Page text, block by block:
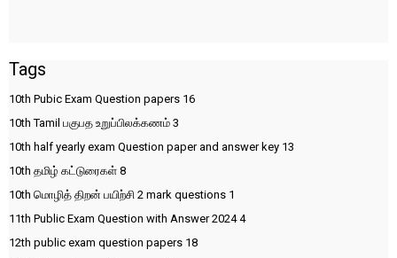
Tags
10th Pubic Exam Question papers 16
10th Tamil பகுபத உறுப்பிலக்கணம் 3
10th half yearly exam Question paper and answer key 13
10th தமிழ் கட்டுரைகள் 8
10th மொழித் திறன் பயிற்சி 2 mark questions 1
11th Public Exam Question with Answer 20244
12th public exam question papers 18